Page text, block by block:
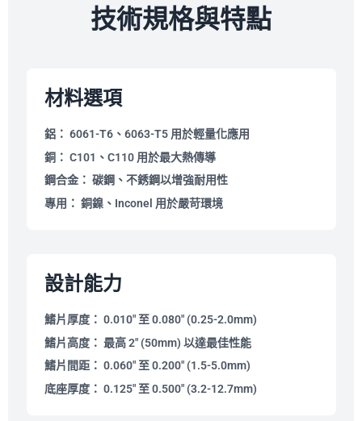
技術規格與特點
材料選項
鋁： 6061-T6、6063-T5 用於輕量化應用
銅： C101、C110 用於最大熱傳導
鋼合金： 碳鋼、不銹鋼以增強耐用性
專用： 銅鎳、Inconel 用於嚴苛環境
設計能力
鰭片厚度： 0.010″ 至 0.080″ (0.25-2.0mm)
鰭片高度： 最高 2″ (50mm) 以達最佳性能
鰭片間距： 0.060″ 至 0.200″ (1.5-5.0mm)
底座厚度： 0.125″ 至 0.500″ (3.2-12.7mm)